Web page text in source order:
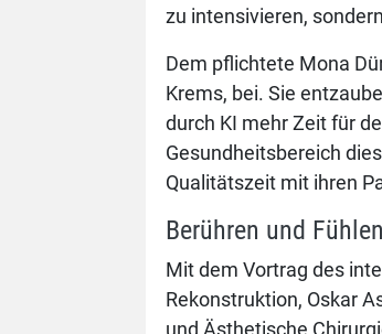
zu intensivieren,
Dem pflichtete Mona
Krems, bei. Sie
durch KI mehr Zeit für
Gesundheitsbereich
Qualitätszeit mit ihren
Berühren und
Mit dem Vortrag des
Rekonstruktion, Oskar